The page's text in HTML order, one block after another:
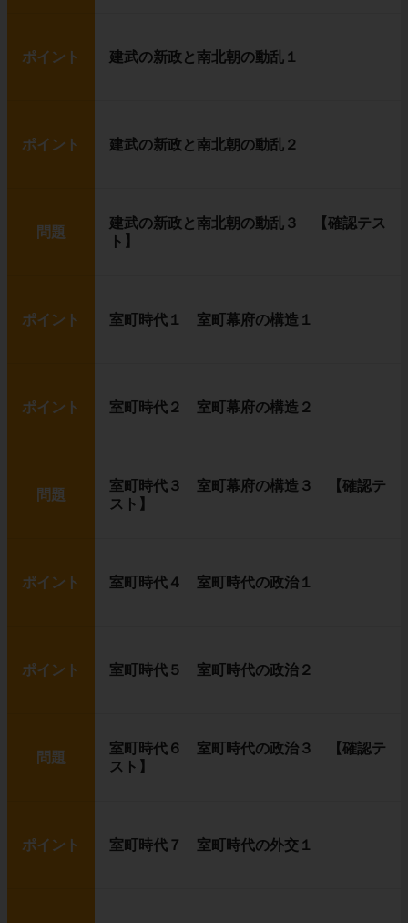
ポイント 建武の新政と南北朝の動乱１
ポイント 建武の新政と南北朝の動乱２
問題
建武の新政と南北朝の動乱３ 【確認テス
ト】
ポイント 室町時代１ 室町幕府の構造１
ポイント 室町時代２ 室町幕府の構造２
問題
室町時代３ 室町幕府の構造３ 【確認テ
スト】
ポイント 室町時代４ 室町時代の政治１
ポイント 室町時代５ 室町時代の政治２
問題
室町時代６ 室町時代の政治３ 【確認テ
スト】
ポイント 室町時代７ 室町時代の外交１